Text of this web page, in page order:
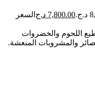
7,800.00 د.ج السعر
اللحوم والخضروات
لتحضير العصائر والمشروبات المنعشة.